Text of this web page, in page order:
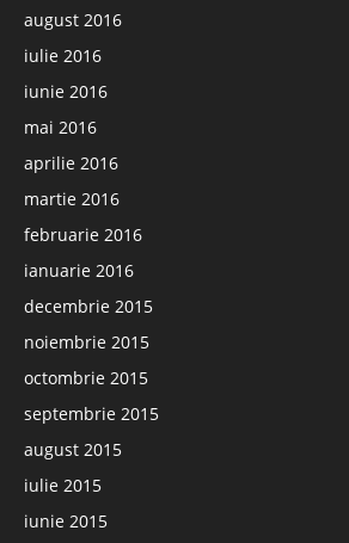
august 2016
iulie 2016
iunie 2016
mai 2016
aprilie 2016
martie 2016
februarie 2016
ianuarie 2016
decembrie 2015
noiembrie 2015
octombrie 2015
septembrie 2015
august 2015
iulie 2015
iunie 2015